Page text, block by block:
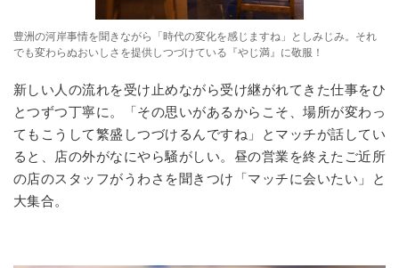
豊洲の河岸事情を聞きながら「時代の変化を感じますね」としみじみ。それ
でも変わらぬおいしさを提供しつづけている『やじ満』に敬服！
新しい人の流れを受け止めながら受け継がれてきた仕事をひ
とつずつ丁寧に。「その思いがあるからこそ、場所が変わっ
てもこうして繁盛しつづけるんですね」とマッチが話してい
ると、店の外がなにやら騒がしい。昼の営業を終えたご近所
の店のスタッフがうわさを聞きつけ「マッチに会いたい」と
大集合。